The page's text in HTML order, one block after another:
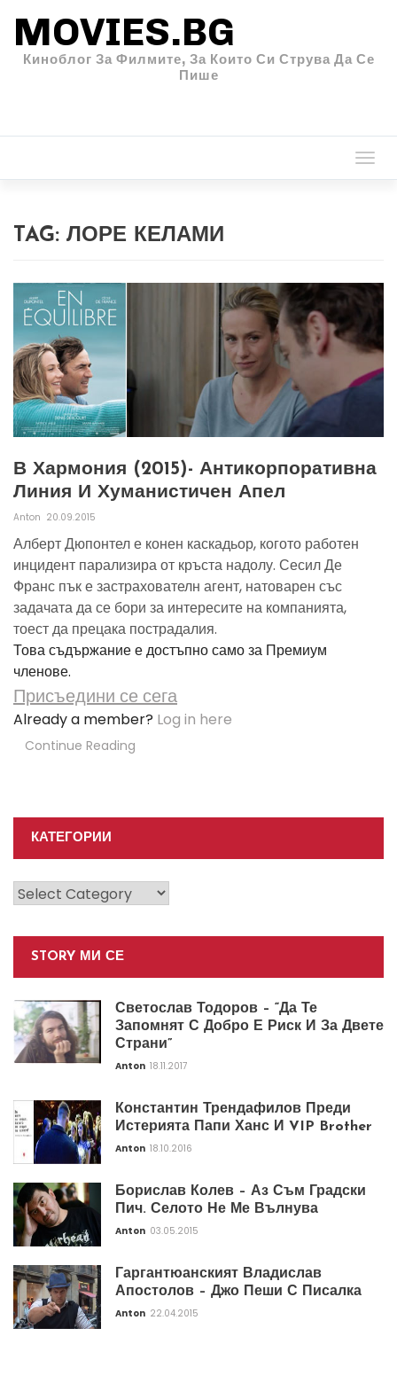
MOVIES.BG
Киноблог За Филмите, За Които Си Струва Да Се
Пише
TAG: ЛОРЕ КЕЛАМИ
В Хармония (2015)- Антикорпоративна
Линия И Хуманистичен Апел
Anton 20.09.2015
Алберт Дюпонтел е конен каскадьор, когото работен
инцидент парализира от кръста надолу. Сесил Де
Франс пък е застрахователн агент, натоварен със
задачата да се бори за интересите на компанията,
тоест да прецака пострадалия.
Това съдържание е достъпно само за Премиум
членове.
Присъедини се сега
Already a member? Log in here
Continue Reading
КАТЕГОРИИ
Категории
STORY МИ СЕ
Светослав Тодоров – “Да Те
Запомнят С Добро Е Риск И За Двете
Страни”
Anton 18.11.2017
Константин Трендафилов Преди
Истерията Папи Ханс И VIP Brother
Anton 18.10.2016
Борислав Колев – Аз Съм Градски
Пич. Селото Не Ме Вълнува
Anton 03.05.2015
Гаргантюанският Владислав
Апостолов – Джо Пеши С Писалка
Anton 22.04.2015